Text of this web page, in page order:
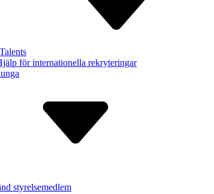
för inter­nationella rekry­teringar
styrelse­medlem